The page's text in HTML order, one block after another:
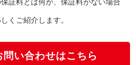
証料とは何か、保証料がない場合
くご紹介します。
い合わせはこちら